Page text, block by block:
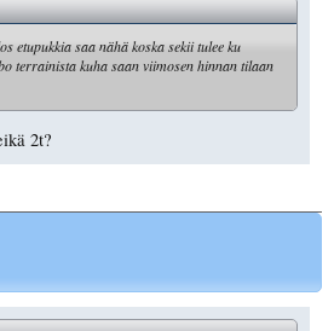
etupukkia saa nähä koska sekii tulee ku
terrainista kuha saan viimosen hinnan tilaan
2t?